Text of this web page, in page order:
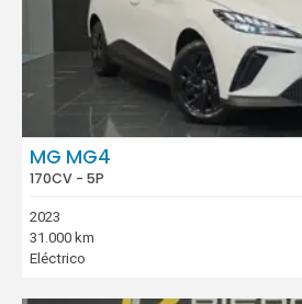
MG MG4
170CV - 5P
2023
31.000 km
Eléctrico